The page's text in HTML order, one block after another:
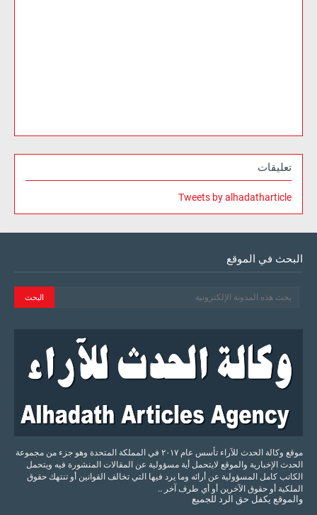
تعليقات
Tweets by alhadatharticle
البحث في الموقع
موقع وكالة الحدث للآراء تأسس عام ٢٠١٧ في المملكة المتحدة وهو جزء من مجموعة
الحدث الإخبارية والموقع لايتحمل أية مسؤولية عن المقالات المنشورة فيه ويتحمل
الكاتب كامل المسؤولية عن أرائه وما يرد فيها التي تخالف القوانين أو تنتهك حقوق
الملكية أو حقوق الآخرين أو أي طرف آخر ..
والموقع يكفل حق الرد للجميع